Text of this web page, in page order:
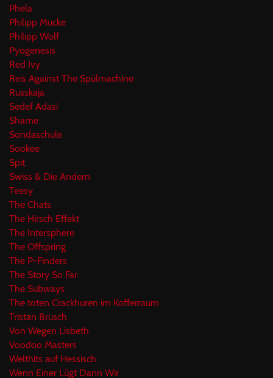
Phela
Philipp Mucke
Philipp Wolf
Pyogenesis
Red Ivy
Reis Against The Spülmachine
Russkaja
Sedef Adasi
Shame
Sondaschule
Sookee
Spit
Swiss & Die Andern
Teesy
The Chats
The Hirsch Effekt
The Intersphere
The Offspring
The P-Finders
The Story So Far
The Subways
The toten Crackhuren im Kofferraum
Tristan Brusch
Von Wegen Lisbeth
Voodoo Masters
Welthits auf Hessisch
Wenn Einer Lügt Dann Wir